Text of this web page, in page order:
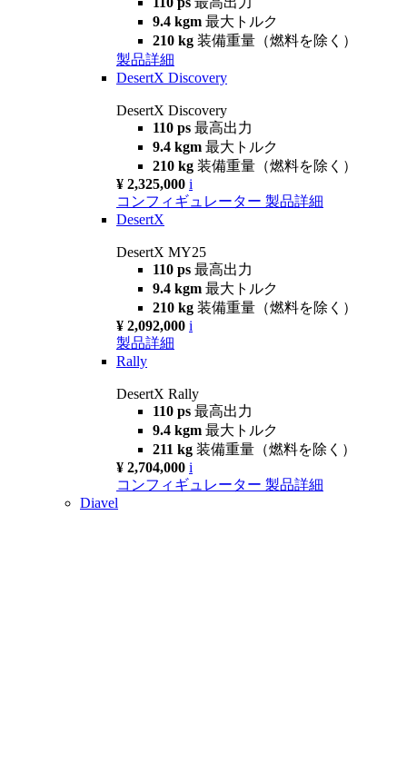
9.4 kgm 最大トルク
210 kg 装備重量（燃料を除く）
製品詳細
DesertX Discovery
DesertX Discovery
110 ps 最高出力
9.4 kgm 最大トルク
210 kg 装備重量（燃料を除く）
¥ 2,325,000 i
コンフィギュレーター 製品詳細
DesertX
DesertX MY25
110 ps 最高出力
9.4 kgm 最大トルク
210 kg 装備重量（燃料を除く）
¥ 2,092,000 i
製品詳細
Rally
DesertX Rally
110 ps 最高出力
9.4 kgm 最大トルク
211 kg 装備重量（燃料を除く）
¥ 2,704,000 i
コンフィギュレーター 製品詳細
Diavel